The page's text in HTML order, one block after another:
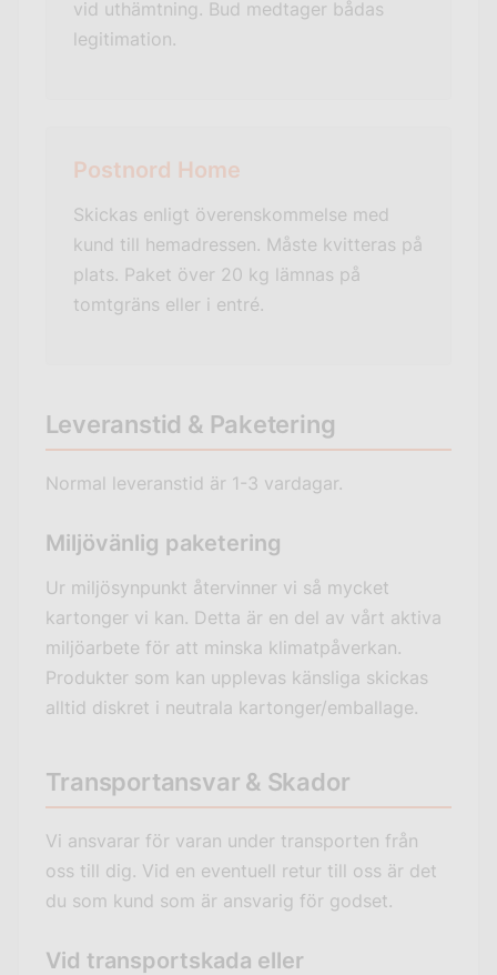
vid uthämtning. Bud medtager bådas
legitimation.
Postnord Home
Skickas enligt överenskommelse med
kund till hemadressen. Måste kvitteras på
plats. Paket över 20 kg lämnas på
tomtgräns eller i entré.
Leveranstid & Paketering
Normal leveranstid är 1-3 vardagar.
Miljövänlig paketering
Ur miljösynpunkt återvinner vi så mycket
kartonger vi kan. Detta är en del av vårt aktiva
miljöarbete för att minska klimatpåverkan.
Produkter som kan upplevas känsliga skickas
alltid diskret i neutrala kartonger/emballage.
Transportansvar & Skador
Vi ansvarar för varan under transporten från
oss till dig. Vid en eventuell retur till oss är det
du som kund som är ansvarig för godset.
Vid transportskada eller